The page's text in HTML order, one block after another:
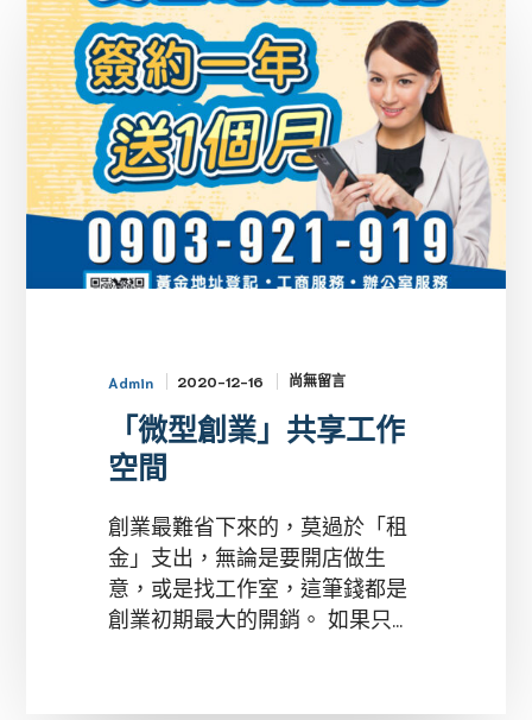
業」
共
享
工
作
空
間
Admin 2020-12-16 尚無留言
「微型創業」共享工作
空間
創業最難省下來的，莫過於「租
金」支出，無論是要開店做生
意，或是找工作室，這筆錢都是
創業初期最大的開銷。 如果只...